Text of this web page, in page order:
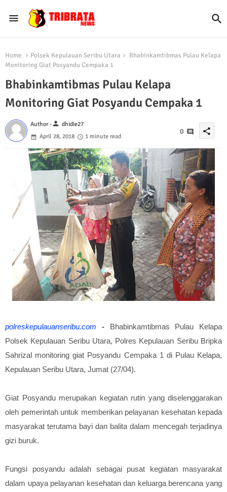
Home Polsek Kepulauan Seribu Utara
Bhabinkamtibmas Pulau Kelapa
Monitoring Giat Posyandu Cempaka 1
Bhabinkamtibmas Pulau Kelapa
Monitoring Giat Posyandu Cempaka 1
Author -person dhidie27
April 28, 2018
1 minute read
0 share
polreskepulauanseribu.com - Bhabinkamtibmas Pulau Kelapa
Polsek Kepulauan Seribu Utara, Polres Kepulauan Seribu Bripka
Sahrizal monitoring giat Posyandu Cempaka 1 di Pulau Kelapa,
Kepulauan Seribu Utara, Jumat (27/04).
Giat Posyandu merupakan kegiatan rutin yang diselenggarakan
oleh pemerintah untuk memberikan pelayanan kesehatan kepada
masyarakat terutama bayi dan balita dalam mencegah terjadinya
gizi buruk.
Fungsi posyandu adalah sebagai pusat kegiatan masyarakat
dalam upaya pelayanan kesehatan dan keluarga berencana yang